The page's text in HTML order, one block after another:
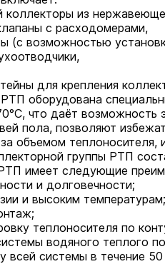
из
c расходомерами,
(с возможностью
для крепления
оборудована
что даёт возможность
пола, позволяют
объемом теплоносителя,
группы РТП
имеет следующие
и долговечности;
и высоким температурам;
теплоносителя по
водяного теплого
всей системы в течение 50